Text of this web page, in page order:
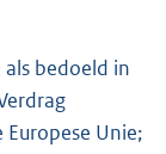
bedoeld in
Unie;